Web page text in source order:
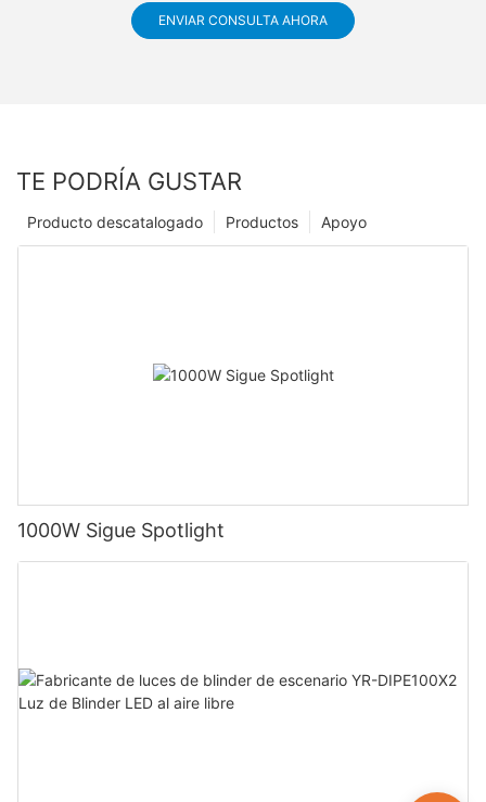
ENVIAR CONSULTA AHORA
TE PODRÍA GUSTAR
Apoyo
Productos
Producto descatalogado
1000W Sigue Spotlight